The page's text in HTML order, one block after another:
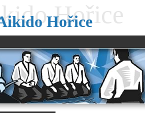
Hořice
Hořice